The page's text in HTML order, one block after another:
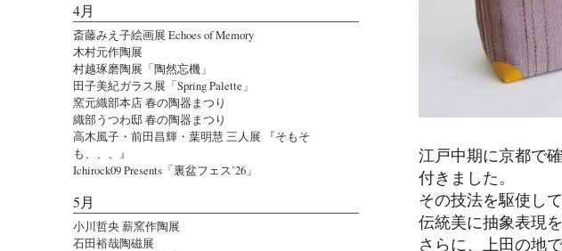
江戸中期に京都で
付きました。
その技法を駆使し
伝統美に抽象表現
さらに、上田の地
4月
斎藤みえ子絵画展 Echoes of Memory
木村元作陶展
村越琢磨陶展「陶然忘機」
田子美紀ガラス展「Spring Palette」
窯元織部本店 春の陶器まつり
織部うつわ邸 春の陶器まつり
高木風子・前田昌輝・葉明慧 三人展 『そもそ
も、、、』
Ichirock09 Presents「裏盆フェス’26」
5月
小川哲央 薪窯作陶展
石田裕哉陶磁展